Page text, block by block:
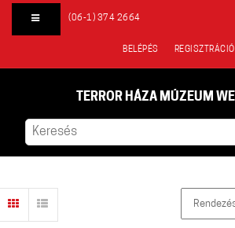
(06-1) 374 2664
BELÉPÉS REGISZTRÁCIÓ
TERROR HÁZA MÚZEUM